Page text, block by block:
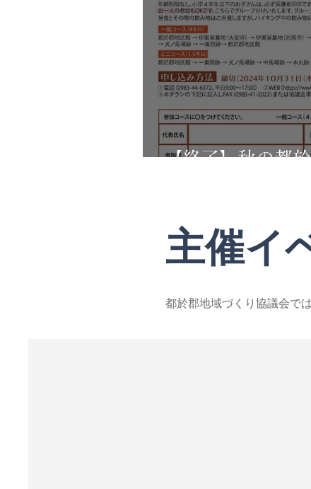
【終了】秋の都
主催イ
都於郡地域づくり協議会で